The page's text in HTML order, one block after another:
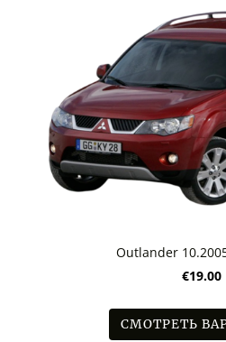
Outlander
€19.00
СМОТРЕТЬ